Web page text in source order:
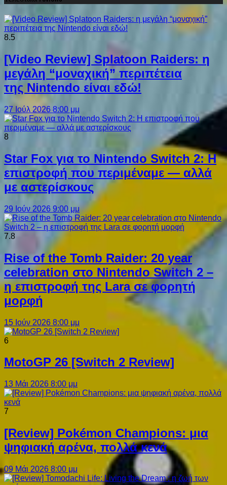
8.5
[Video Review] Splatoon Raiders: η
μεγάλη “μοναχική” περιπέτεια
της Nintendo είναι εδώ!
27 Ιούλ 2026 8:00 μμ
8
Star Fox για το Nintendo Switch 2: Η
επιστροφή που περιμέναμε — αλλά
με αστερίσκους
29 Ιούν 2026 9:00 μμ
7.8
Rise of the Tomb Raider: 20 year
celebration στο Nintendo Switch 2 –
η επιστροφή της Lara σε φορητή
μορφή
15 Ιούν 2026 8:00 μμ
6
MotoGP 26 [Switch 2 Review]
13 Μάι 2026 8:00 μμ
7
[Review] Pokémon Champions: μια
ψηφιακή αρένα, πολλά κενά
09 Μάι 2026 8:00 μμ